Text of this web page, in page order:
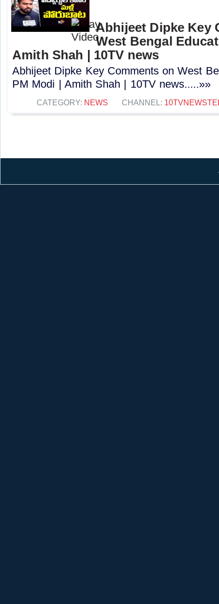
Abhijeet Dipke Key
West Bengal
Amith Shah | 10TV news
Abhijeet Dipke Key Comments on West
PM Modi | Amith Shah | 10TV news.....»»
CATEGORY: NEWS CHANNEL: